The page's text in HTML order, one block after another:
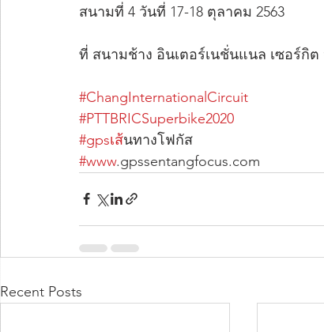
สนามที่ 4 วันที่ 17-18 ตุลาคม 2563
ที่ สนามช้าง อินเตอร์เนชั่นแนล เซอร์กิต
#ChangInternationalCircuit
#PTTBRICSuperbike2020
#gpsเส้นทางโฟกัส
#www.gpssentangfocus.com
Recent Posts